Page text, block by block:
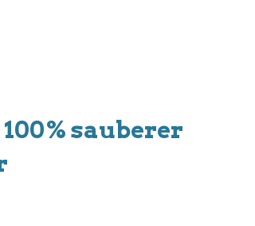
sauberer